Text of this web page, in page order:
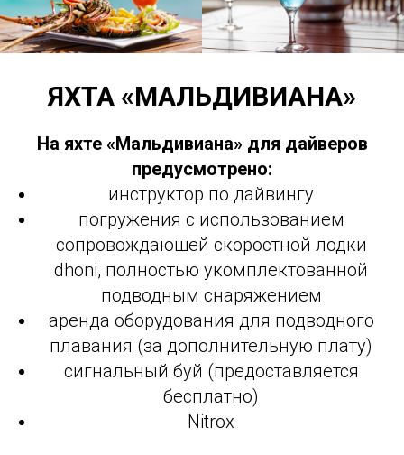
ЯХТА «МАЛЬДИВИАНА»
На яхте «Мальдивиана» для дайверов
предусмотрено:
инструктор по дайвингу
погружения с использованием
сопровождающей скоростной лодки
dhoni, полностью укомплектованной
подводным снаряжением
аренда оборудования для подводного
плавания (за дополнительную плату)
сигнальный буй (предоставляется
бесплатно)
Nitrox